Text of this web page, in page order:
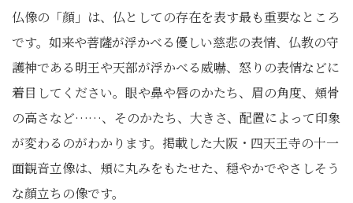
仏像の「顔」は、仏としての存在を表す最も重要なところ
です。如来や菩薩が浮かべる優しい慈悲の表情、仏教の守
護神である明王や天部が浮かべる威嚇、怒りの表情などに
着目してください。眼や鼻や唇のかたち、眉の角度、頬骨
の高さなど……、そのかたち、大きさ、配置によって印象
が変わるのがわかります。掲載した大阪・四天王寺の十一
面観音立像は、頬に丸みをもたせた、穏やかでやさしそう
な顔立ちの像です。